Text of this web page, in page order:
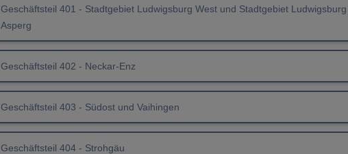
Geschäftsteil 401 - Stadtgebiet Ludwigsburg West und Stadtgebiet
Asperg
Geschäftsteil 402 - Neckar-Enz
Geschäftsteil 403 - Südost und Vaihingen
Geschäftsteil 404 - Strohgäu